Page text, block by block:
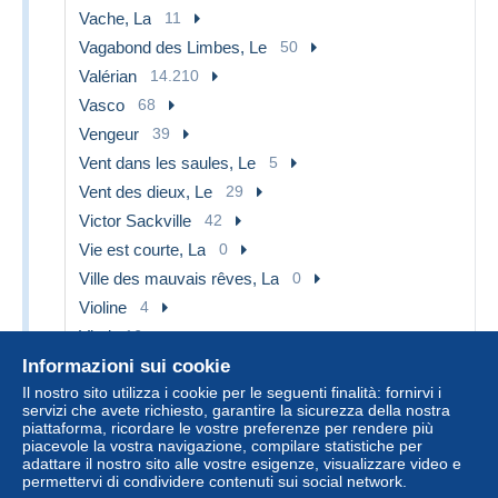
Vache, La 11
Vagabond des Limbes, Le 50
Valérian 14.210
Vasco 68
Vengeur 39
Vent dans les saules, Le 5
Vent des dieux, Le 29
Victor Sackville 42
Vie est courte, La 0
Ville des mauvais rêves, La 0
Violine 4
Vlad 16
Voleurs d'empires, Les
Volverine 13
Vortex 7
Voyages d'He Pao, Les 0
Wanted 3
Informazioni sui cookie
Il nostro sito utilizza i cookie per le seguenti finalità: fornirvi i
servizi che avete richiesto, garantire la sicurezza della nostra
piattaforma, ricordare le vostre preferenze per rendere più
piacevole la vostra navigazione, compilare statistiche per
adattare il nostro sito alle vostre esigenze, visualizzare video e
permettervi di condividere contenuti sui social network.